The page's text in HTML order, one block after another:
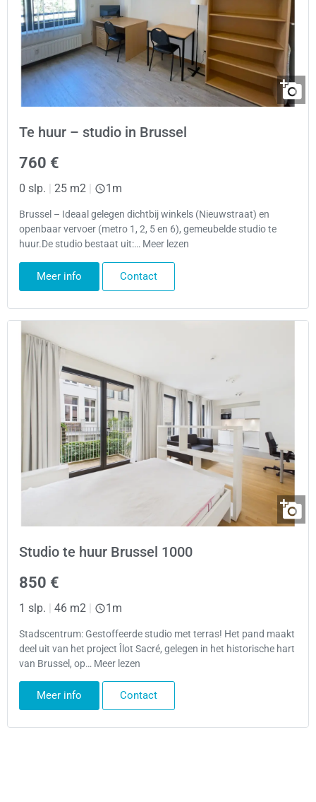
Te huur – studio in Brussel
760 €
0 slp. | 25 m2 | 1m
Brussel – Ideaal gelegen dichtbij winkels (Nieuwstraat) en
openbaar vervoer (metro 1, 2, 5 en 6), gemeubelde studio te
huur.De studio bestaat uit:… Meer lezen
Meer info Contact
Studio te huur Brussel 1000
850 €
1 slp. | 46 m2 | 1m
Stadscentrum: Gestoffeerde studio met terras! Het pand maakt
deel uit van het project Îlot Sacré, gelegen in het historische hart
van Brussel, op… Meer lezen
Meer info Contact